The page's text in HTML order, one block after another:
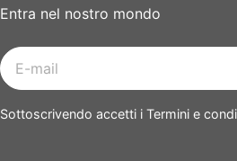
Entra nel nostro mondo
E-
mail
Sottoscrivendo accetti i Termini e